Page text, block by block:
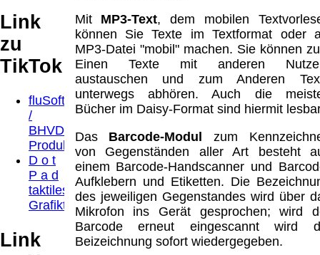
Link
zu
TikTok
fluSoft
/
BHVD
Produktvorstellung
D o t
P a d
taktiles
Grafiktablet
Link
Mit MP3-Text, dem mobilen
können Sie Texte im Textformat oder
MP3-Datei "mobil" machen. Sie können
Einen Texte mit anderen
austauschen und zum Anderen
unterwegs abhören. Auch die
Bücher im Daisy-Format sind hiermit
Das Barcode-Modul
zum
von Gegenständen aller Art besteht
einem Barcode-Handscanner und
Aufklebern und Etiketten. Die
des jeweiligen Gegenstandes wird über
Mikrofon ins Gerät gesprochen; wird
Barcode erneut eingescannt wird
Beizeichnung sofort wiedergegeben.